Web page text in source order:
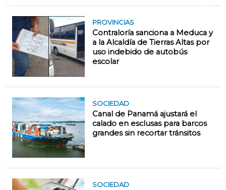
PROVINCIAS
Contraloría sanciona a Meduca y
a la Alcaldía de Tierras Altas por
uso indebido de autobús
escolar
SOCIEDAD
Canal de Panamá ajustará el
calado en esclusas para barcos
grandes sin recortar tránsitos
SOCIEDAD